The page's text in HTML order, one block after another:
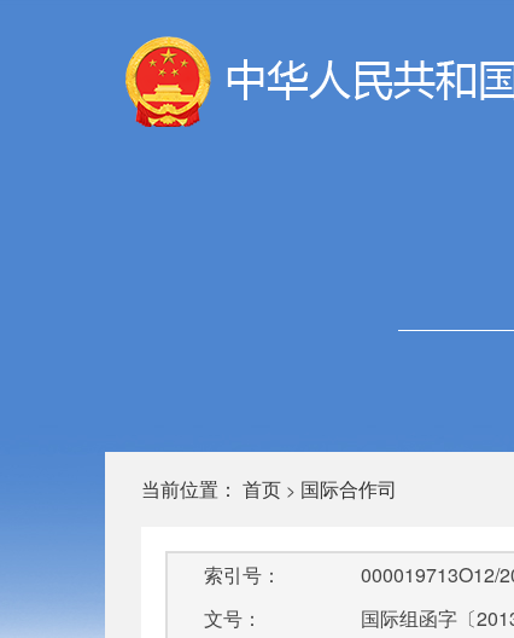
当前位置： 首页 > 国际合作司
索引号：
000019713O12/
文号：
国际组函字〔